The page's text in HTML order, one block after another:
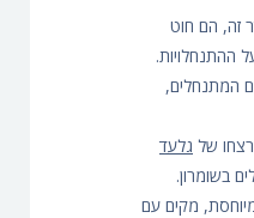
זה, הם חוט
ההתנחלויות.
המתנחלים,
גלעד
בשומרון.
מקים עם